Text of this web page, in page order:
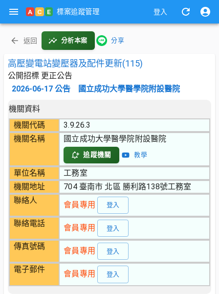
A C E 標案追蹤管理 登入
返回 分析本案 分享
高壓變電站變壓器及配件更新(115)
公開招標 更正公告
2026-06-17 公告 國立成功大學醫學院附設醫院
機關資料
機關代碼
3.9.26.3
機關名稱
國立成功大學醫學院附設醫院
追蹤機關 教學
單位名稱
工務室
機關地址
704 臺南市 北區 勝利路138號工務室
聯絡人
會員專用 登入
聯絡電話 會員專用 登入
傳真號碼 會員專用 登入
電子郵件 會員專用 登入